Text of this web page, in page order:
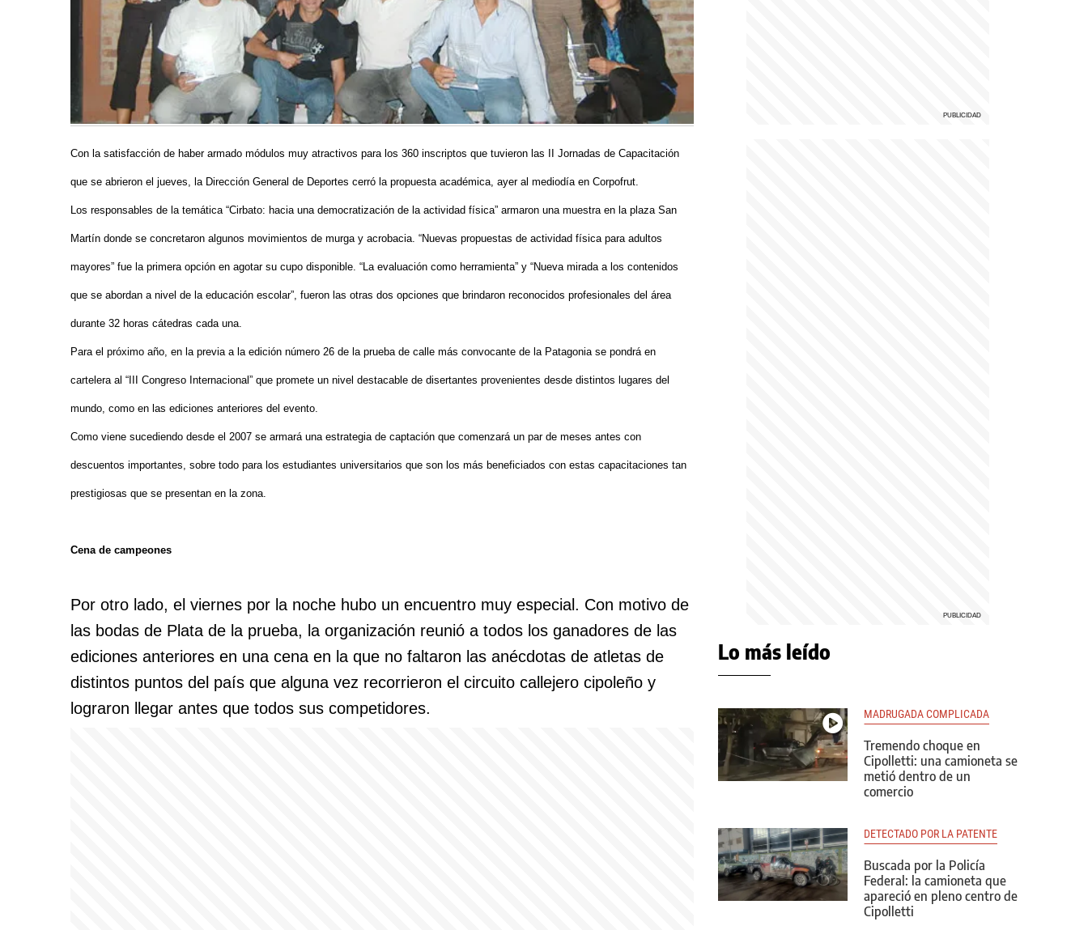
Con la satisfacción de haber armado módulos muy atractivos para los 360 inscriptos que tuvieron las II Jornadas de Capacitación
que se abrieron el jueves, la Dirección General de Deportes cerró la propuesta académica, ayer al mediodía en Corpofrut.
Los responsables de la temática “Cirbato: hacia una democratización de la actividad física” armaron una muestra en la plaza San
Martín donde se concretaron algunos movimientos de murga y acrobacia. “Nuevas propuestas de actividad física para adultos
mayores” fue la primera opción en agotar su cupo disponible. “La evaluación como herramienta” y “Nueva mirada a los contenidos
que se abordan a nivel de la educación escolar”, fueron las otras dos opciones que brindaron reconocidos profesionales del área
durante 32 horas cátedras cada una.
Para el próximo año, en la previa a la edición número 26 de la prueba de calle más convocante de la Patagonia se pondrá en
cartelera al “III Congreso Internacional” que promete un nivel destacable de disertantes provenientes desde distintos lugares del
mundo, como en las ediciones anteriores del evento.
Como viene sucediendo desde el 2007 se armará una estrategia de captación que comenzará un par de meses antes con
descuentos importantes, sobre todo para los estudiantes universitarios que son los más beneficiados con estas capacitaciones tan
prestigiosas que se presentan en la zona.
Cena de campeones
Por otro lado, el viernes por la noche hubo un encuentro muy especial. Con motivo de
las bodas de Plata de la prueba, la organización reunió a todos los ganadores de las
ediciones anteriores en una cena en la que no faltaron las anécdotas de atletas de
distintos puntos del país que alguna vez recorrieron el circuito callejero cipoleño y
lograron llegar antes que todos sus competidores.
Lo más leído
MADRUGADA COMPLICADA
Tremendo choque en
Cipolletti: una camioneta se
metió dentro de un
comercio
DETECTADO POR LA PATENTE
Buscada por la Policía
Federal: la camioneta que
apareció en pleno centro de
Cipolletti